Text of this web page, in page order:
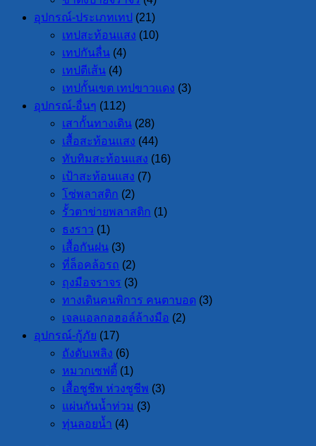
อุปกรณ์-ประเภทเทป
(21)
เทปสะท้อนแสง (10)
เทปกันลื่น (4)
เทปตีเส้น (4)
เทปกั้นเขต เทปขาวแดง (3)
อุปกรณ์-อื่นๆ (112)
เสากั้นทางเดิน (28)
เสื้อสะท้อนแสง (44)
ทับทิมสะท้อนแสง (16)
เป้าสะท้อนแสง (7)
โซ่พลาสติก (2)
รั้วตาข่ายพลาสติก (1)
ธงราว (1)
เสื้อกันฝน (3)
ที่ล็อคล้อรถ (2)
ถุงมือจราจร (3)
ทางเดินคนพิการ คนตาบอด (3)
เจลแอลกอฮอล์ล้างมือ (2)
อุปกรณ์-กู้ภัย (17)
ถังดับเพลิง (6)
หมวกเซฟตี้ (1)
เสื้อชูชีพ ห่วงชูชีพ (3)
แผ่นกันน้ำท่วม (3)
ทุ่นลอยน้ำ (4)